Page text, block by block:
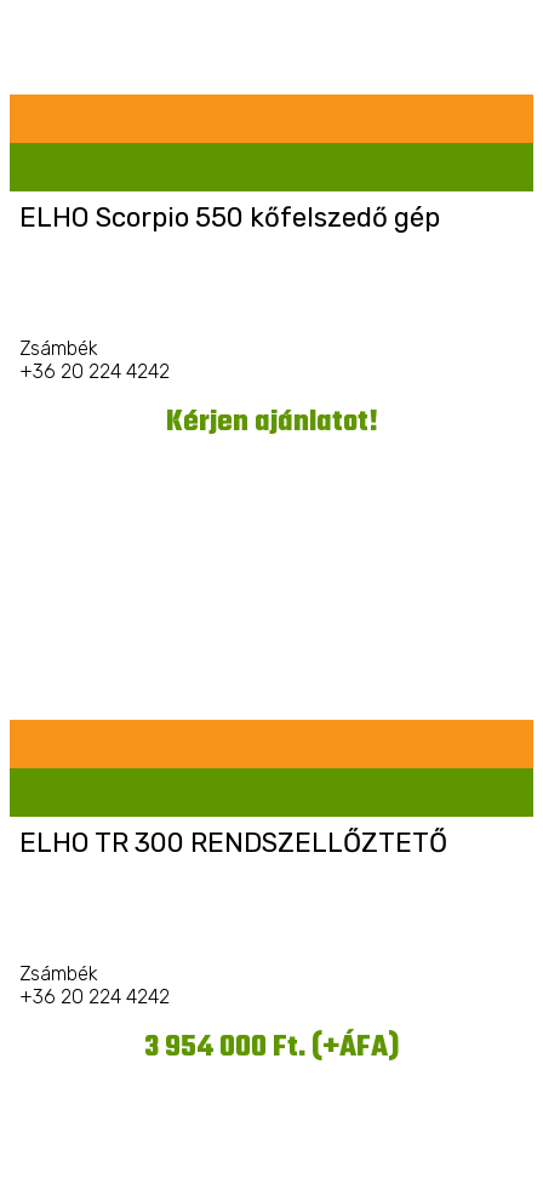
ELHO Scorpio 550 kőfelszedő gép
Zsámbék
+36 20 224 4242
Kérjen ajánlatot!
ELHO TR 300 RENDSZELLŐZTETŐ
Zsámbék
+36 20 224 4242
3 954 000 Ft. (+ÁFA)